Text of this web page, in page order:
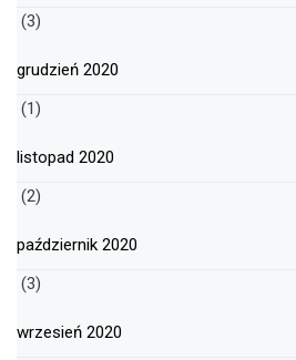
(3)
grudzień 2020
(1)
listopad 2020
(2)
październik 2020
(3)
wrzesień 2020